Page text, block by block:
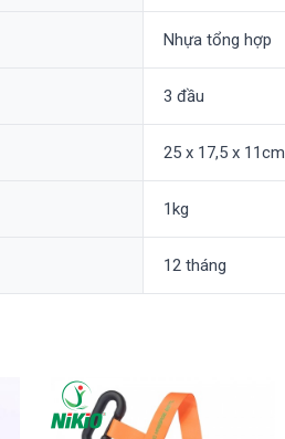
Nhựa tổng hợp
3 đầu
25 x 17,5 x 11cm
1kg
12 tháng